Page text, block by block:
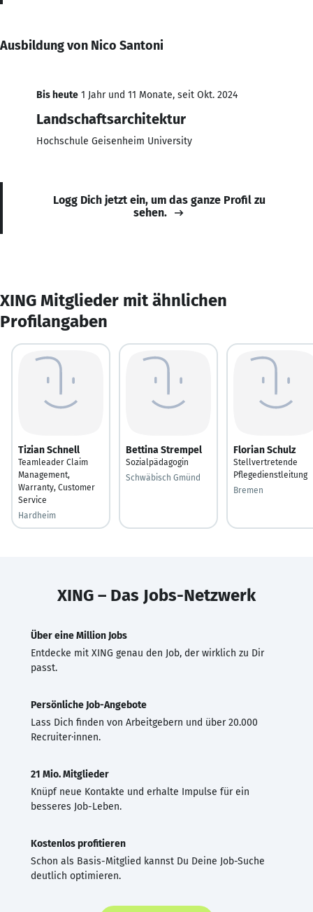
Ausbildung von Nico Santoni
Bis heute 1 Jahr und 11 Monate, seit Okt. 2024
Landschaftsarchitektur
Hochschule Geisenheim University
Logg Dich jetzt ein, um das ganze Profil zu
sehen.
XING Mitglieder mit ähnlichen
Profilangaben
Tizian Schnell
Teamleader Claim
Management,
Warranty, Customer
Service
Hardheim
Bettina Strempel
Sozialpädagogin
Schwäbisch Gmünd
Florian Schulz
Stellvertretende
Pflegedienstleitung
Bremen
XING – Das Jobs-Netzwerk
Über eine Million Jobs
Entdecke mit XING genau den Job, der wirklich zu Dir
passt.
Persönliche Job-Angebote
Lass Dich finden von Arbeitgebern und über 20.000
Recruiter·innen.
21 Mio. Mitglieder
Knüpf neue Kontakte und erhalte Impulse für ein
besseres Job-Leben.
Kostenlos profitieren
Schon als Basis-Mitglied kannst Du Deine Job-Suche
deutlich optimieren.